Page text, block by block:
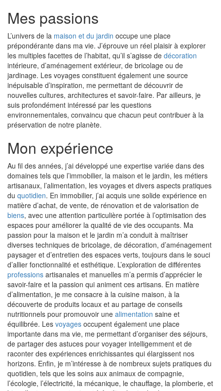
Mes passions
L’univers de la maison et du jardin occupe une place
prépondérante dans ma vie. J’éprouve un réel plaisir à explorer
les multiples facettes de l’habitat, qu’il s’agisse de décoration
intérieure, d’aménagement extérieur, de bricolage ou de
jardinage. Les voyages constituent également une source
inépuisable d’inspiration, me permettant de découvrir de
nouvelles cultures, architectures et savoir-faire. Par ailleurs, je
suis profondément intéressé par les questions
environnementales, convaincu que chacun peut contribuer à la
préservation de notre planète.​
Mon expérience
​Au fil des années, j’ai développé une expertise variée dans des
domaines tels que l’immobilier, la maison et le jardin, les métiers
artisanaux, l’alimentation, les voyages et divers aspects pratiques
du quotidien. En immobilier, j’ai acquis une solide expérience en
matière d’achat, de vente, de rénovation et de valorisation de
biens, avec une attention particulière portée à l’optimisation des
espaces pour améliorer la qualité de vie des occupants. Ma
passion pour la maison et le jardin m’a conduit à maîtriser
diverses techniques de bricolage, de décoration, d’aménagement
paysager et d’entretien des espaces verts, toujours dans le souci
d’allier fonctionnalité et esthétique. L’exploration de différentes
professions artisanales et manuelles m’a permis d’apprécier le
savoir-faire et la passion qui animent ces artisans. En matière
d’alimentation, je me consacre à la cuisine maison, à la
découverte de produits locaux et au partage de conseils
nutritionnels pour promouvoir une alimentation saine et
équilibrée. Les voyages occupent également une place
importante dans ma vie, me permettant d’organiser des séjours,
de partager des astuces pour voyager intelligemment et de
raconter des expériences enrichissantes qui élargissent nos
horizons. Enfin, je m’intéresse à de nombreux sujets pratiques du
quotidien, tels que les soins aux animaux de compagnie,
l’écologie, l’électricité, la mécanique, le chauffage, la plomberie, et